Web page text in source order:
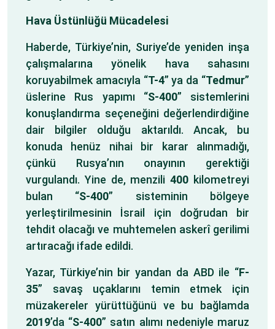
Hava Üstünlüğü Mücadelesi
Haberde, Türkiye’nin, Suriye’de yeniden inşa
çalışmalarına yönelik hava sahasını
koruyabilmek amacıyla “T-4” ya da “Tedmur”
üslerine Rus yapımı “S-400” sistemlerini
konuşlandırma seçeneğini değerlendirdiğine
dair bilgiler olduğu aktarıldı. Ancak, bu
konuda henüz nihai bir karar alınmadığı,
çünkü Rusya’nın onayının gerektiği
vurgulandı. Yine de, menzili400 kilometreyi
bulan “S-400” sisteminin bölgeye
yerleştirilmesinin İsrail için doğrudan bir
tehdit olacağı ve muhtemelen askerî gerilimi
artıracağı ifade edildi.
Yazar, Türkiye’nin bir yandan da ABD ile “F-
35” savaş uçaklarını temin etmek için
müzakereler yürüttüğünü ve bu bağlamda
2019’da “S-400” satın alımı nedeniyle maruz